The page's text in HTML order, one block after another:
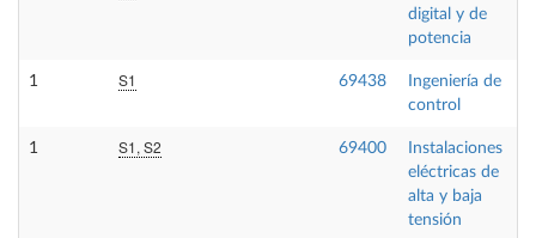
digital y de
potencia
1 S1 69438
Ingeniería de
control
1 S1, S2 69400
Instalaciones
eléctricas de
alta y baja
tensión